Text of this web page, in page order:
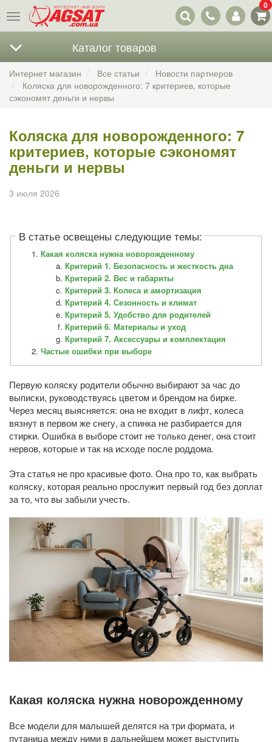
Меню
Наши
контакты
0
Каталог товаров
Интернет магазин Все статьи
Новости партнеров
Коляска для новорожденного: 7 критериев, которые
сэкономят деньги и нервы
Коляска для новорожденного: 7
критериев, которые сэкономят
деньги и нервы
3 июля 2026
В статье освещены следующие темы:
Какая коляска нужна новорожденному
Критерий 1. Безопасность и жесткость дна
Критерий 2. Вес и габариты
Критерий 3. Колеса и амортизация
Критерий 4. Сезонность и климат
Критерий 5. Удобство для родителей
Критерий 6. Материалы и уход
Критерий 7. Аксессуары и комплектация
Частые ошибки при выборе
Первую коляску родители обычно выбирают за час до
выписки, руководствуясь цветом и брендом на бирке.
Через месяц выясняется: она не входит в лифт, колеса
вязнут в первом же снегу, а спинка не разбирается для
стирки. Ошибка в выборе стоит не только денег, она стоит
нервов, которые и так на исходе после роддома.
Эта статья не про красивые фото. Она про то, как выбрать
коляску, которая реально прослужит первый год без доплат
за то, что вы забыли учесть.
Какая коляска нужна новорожденному
Все модели для малышей делятся на три формата, и
путаница между ними в дальнейшем может выступить